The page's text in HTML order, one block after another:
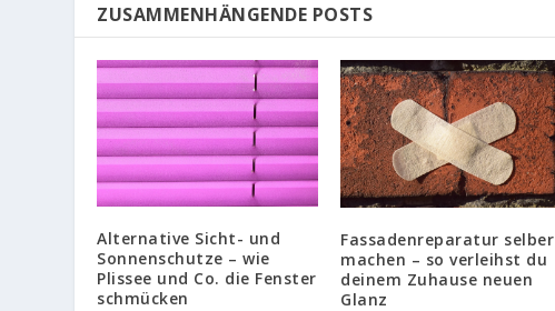
ZUSAMMENHÄNGENDE POSTS
Alternative Sicht- und
Sonnenschutze – wie
Plissee und Co. die Fenster
schmücken
Fassadenreparatur selber
machen – so verleihst du
deinem Zuhause neuen
Glanz